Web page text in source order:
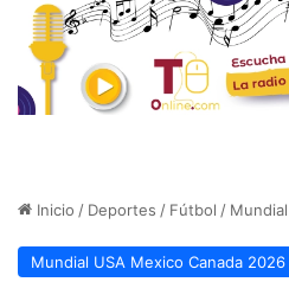
Inicio / Deportes / Fútbol /
Mundial USA Mexico Canada 2026